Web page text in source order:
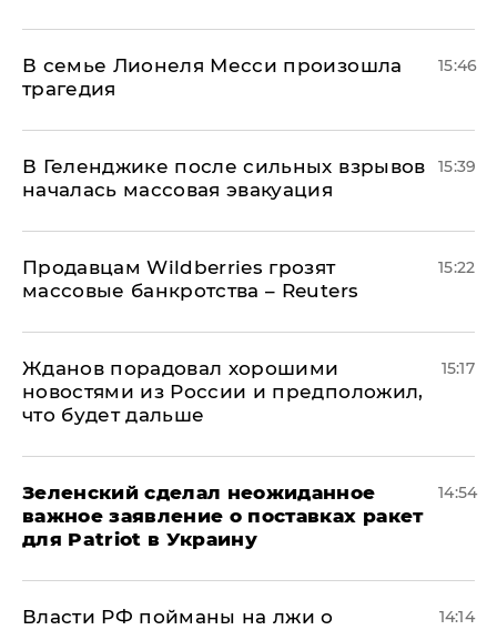
В семье Лионеля Месси произошла
трагедия
15:46
В Геленджике после сильных взрывов
началась массовая эвакуация
15:39
Продавцам Wildberries грозят
массовые банкротства – Reuters
15:22
Жданов порадовал хорошими
новостями из России и предположил,
что будет дальше
15:17
Зеленский сделал неожиданное
важное заявление о поставках ракет
для Patriot в Украину
14:54
Власти РФ пойманы на лжи о
14:14